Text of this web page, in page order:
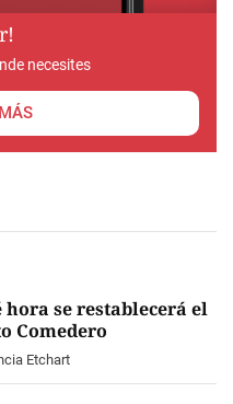
necesites
hora se restablecerá el
Comedero
Etchart